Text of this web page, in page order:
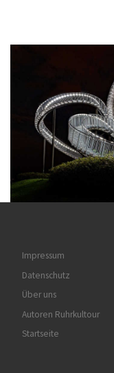
Impressum
Datenschutz
Über uns
Autoren Ruhrkultour
Startseite